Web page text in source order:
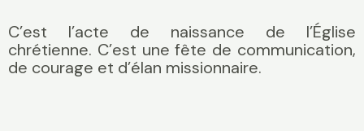
C’est l’acte de naissance de l’Église
chrétienne. C’est une fête de communication,
de courage et d’élan missionnaire.